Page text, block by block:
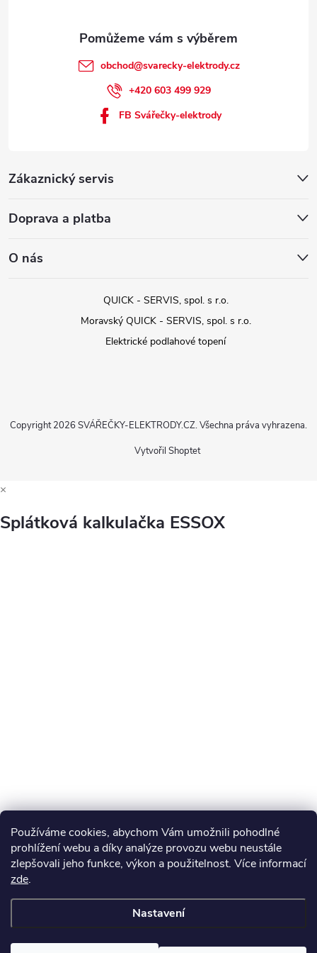
Používáme cookies, abychom Vám umožnili pohodlné
prohlížení webu a díky analýze provozu webu neustále
zlepšovali jeho funkce, výkon a použitelnost. Více informací
zde.
Nastavení
Zákaznický servis
Doprava a platba
O nás
obchod@svarecky-elektrody.cz
+420 603 499 929
FB Svářečky-elektrody
QUICK - SERVIS, spol. s r.o.
Moravský QUICK - SERVIS, spol. s r.o.
Elektrické podlahové topení
Vytvořil Shoptet
Copyright 2026 SVÁŘEČKY-ELEKTRODY.CZ. Všechna práva vyhrazena.
×
Splátková kalkulačka ESSOX